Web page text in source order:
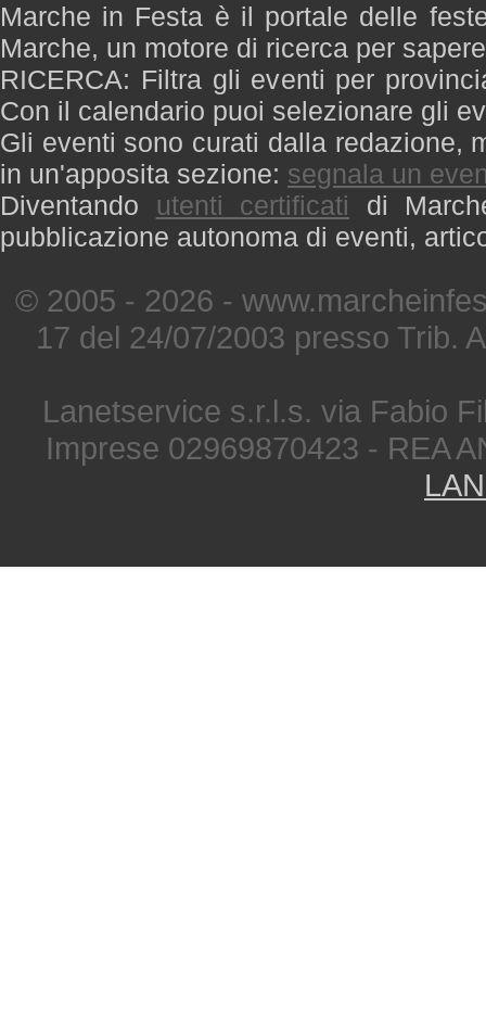
Marche in Festa è il portale delle
Marche, un motore di ricerca per
RICERCA: Filtra gli eventi per
Con il calendario puoi selezionare gli
Gli eventi sono curati dalla redazione,
in un'apposita sezione: segnala un
Diventando utenti certificati di
pubblicazione autonoma di eventi,
© 2005 - 2026 -
17 del 24/07/2003 presso Trib.
Lanetservice s.r.l.s. via Fabio
Imprese 02969870423 - REA